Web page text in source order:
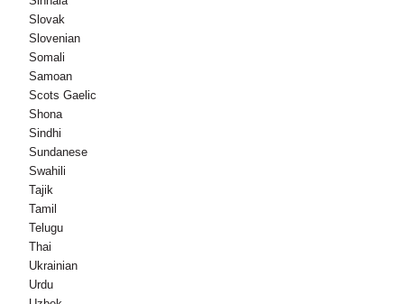
Slovak
Slovenian
Somali
Samoan
Scots Gaelic
Shona
Sindhi
Sundanese
Swahili
Tajik
Tamil
Telugu
Thai
Ukrainian
Urdu